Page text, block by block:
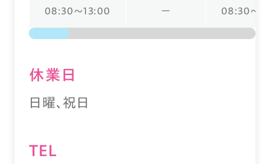
08:30～13:00 ー 08:30～
休業⽇
日曜、祝日
TEL